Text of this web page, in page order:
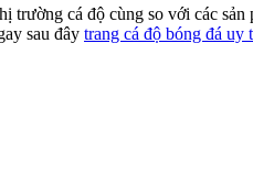
cá độ cùng so với các
sau đây trang cá độ bóng đá uy